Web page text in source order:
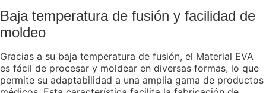
Baja temperatura de fusión y facilidad de
moldeo
Gracias a su baja temperatura de fusión, el Material EVA
es fácil de procesar y moldear en diversas formas, lo que
permite su adaptabilidad a una amplia gama de productos